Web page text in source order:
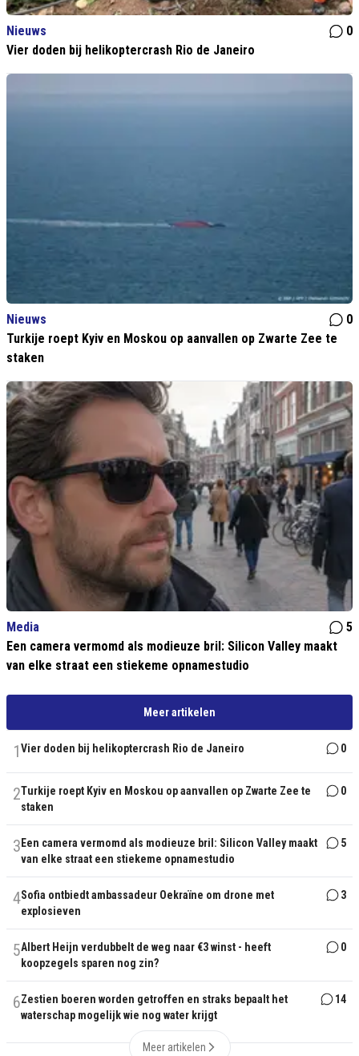
Nieuws
0
Vier doden bij helikoptercrash Rio de Janeiro
Nieuws
0
Turkije roept Kyiv en Moskou op aanvallen op Zwarte Zee te
staken
Media
5
Een camera vermomd als modieuze bril: Silicon Valley maakt
van elke straat een stiekeme opnamestudio
Meer artikelen
1Vier doden bij helikoptercrash Rio de Janeiro 0
2Turkije roept Kyiv en Moskou op aanvallen op Zwarte Zee te
staken
0
3 Een camera vermomd als modieuze bril: Silicon Valley maakt
van elke straat een stiekeme opnamestudio
5
4Sofia ontbiedt ambassadeur Oekraïne om drone met
explosieven
3
5Albert Heijn verdubbelt de weg naar €3 winst - heeft
koopzegels sparen nog zin?
0
6Zestien boeren worden getroffen en straks bepaalt het
waterschap mogelijk wie nog water krijgt
14
Meer artikelen